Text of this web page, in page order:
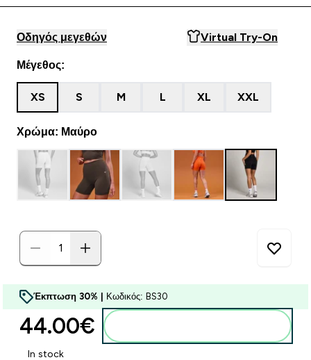
Οδηγός μεγεθών Virtual Try-On
Μέγεθος:
XS S M L XL XXL
Χρώμα: Μαύρο
Έκπτωση 30% | Κωδικός: BS30
44.00€‎
In stock